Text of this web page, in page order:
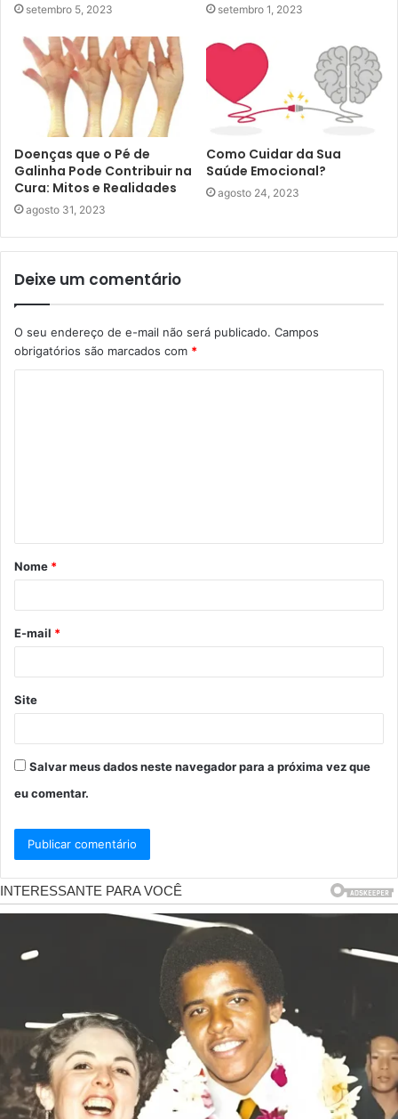
setembro 5, 2023 setembro 1, 2023
Doenças que o Pé de
Galinha Pode Contribuir na
Cura: Mitos e Realidades
agosto 31, 2023
Como Cuidar da Sua
Saúde Emocional?
agosto 24, 2023
Deixe um comentário
O seu endereço de e-mail não será publicado. Campos
obrigatórios são marcados com *
á
r
*
Nome *
E-mail *
Site
Salvar meus dados neste navegador para a próxima vez que
eu comentar.